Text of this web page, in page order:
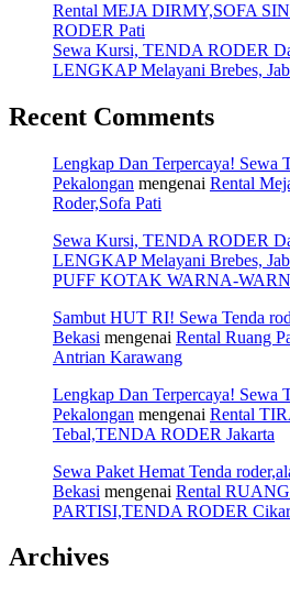
Rental MEJA DIRMY,SOFA
RODER Pati
Sewa Kursi, TENDA RODER
LENGKAP Melayani Brebes,
Recent Comments
Lengkap Dan Terpercaya!
Pekalongan mengenai Rental
Roder,Sofa Pati
Sewa Kursi, TENDA RODER
LENGKAP Melayani Brebes,
PUFF KOTAK WARNA-
Sambut HUT RI! Sewa Tenda
Bekasi mengenai Rental Ruang
Antrian Karawang
Lengkap Dan Terpercaya!
Pekalongan mengenai Rental
Tebal,TENDA RODER Jakarta
Sewa Paket Hemat Tenda
Bekasi mengenai Rental
PARTISI,TENDA RODER
Archives